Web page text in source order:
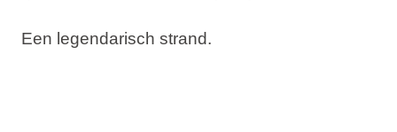
Een legendarisch strand.